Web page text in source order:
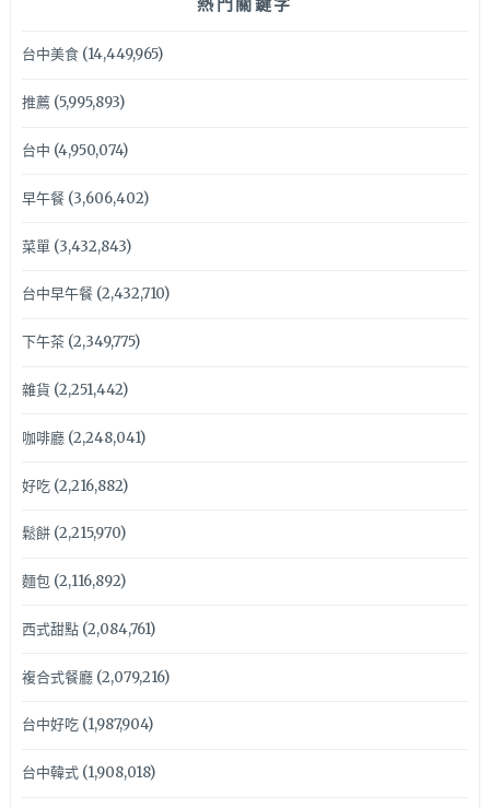
台中美食(14,449,965)
推薦(5,995,893)
台中 (4,950,074)
早午餐(3,606,402)
菜單(3,432,843)
台中早午餐(2,432,710)
下午茶(2,349,775)
雜貨 (2,251,442)
咖啡廳(2,248,041)
好吃(2,216,882)
鬆餅(2,215,970)
麵包(2,116,892)
西式甜點(2,084,761)
複合式餐廳(2,079,216)
台中好吃(1,987,904)
台中韓式(1,908,018)